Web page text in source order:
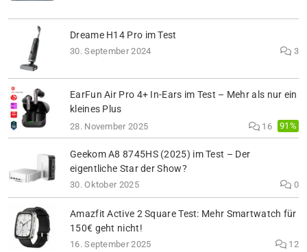
Dreame H14 Pro im Test
30. September 2024 3
EarFun Air Pro 4+ In-Ears im Test – Mehr als nur ein
kleines Plus
28. November 2025 16 91%
Geekom A8 8745HS (2025) im Test – Der
eigentliche Star der Show?
30. Oktober 2025 0
Amazfit Active 2 Square Test: Mehr Smartwatch für
150€ geht nicht!
16. September 2025 12